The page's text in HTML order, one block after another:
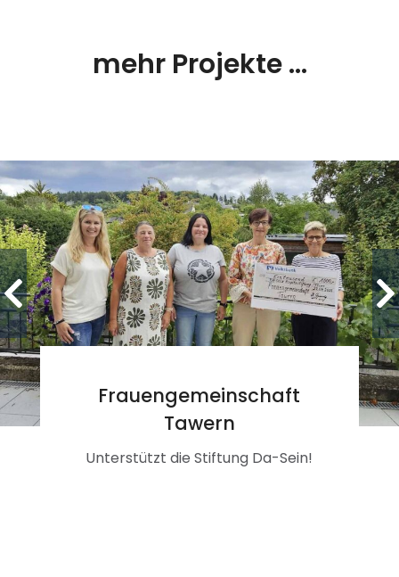
mehr Projekte ...
Frauengemeinschaft
Tawern
Unterstützt die Stiftung Da-Sein!